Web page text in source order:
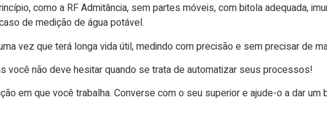
como a RF Admitância, sem partes móveis, com bitola adequada,
de medição de água potável.
vez que terá longa vida útil, medindo com precisão e sem precisar de
você não deve hesitar quando se trata de automatizar seus processos!
em que você trabalha. Converse com o seu superior e ajude-o a dar